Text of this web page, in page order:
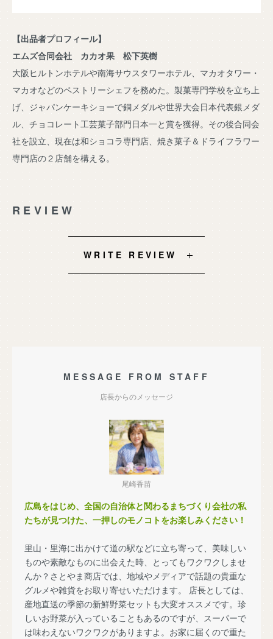
【出品者プロフィール】
エムズ合同会社 カカオ果 松下英樹
大阪ヒルトンホテルや南海サウスタワーホテル、マカオタワー・
マカオなどのペストリーシェフを務めた。製菓専門学校を立ち上
げ、ジャパンケーキショーで銅メダルや世界大会日本代表銀メダ
ル、チョコレート工芸菓子部門日本一と賞を獲得。その後合同会
社を設立、現在は和ショコラ専門店、焼き菓子＆ドライフラワー
専門店の２店舗を構える。
REVIEW
WRITE REVIEW
MESSAGE FROM STAFF
店長からのメッセージ
尾崎香苗
広島をはじめ、全国の自治体と関わるまちづくり会社の私
たちが見つけた、一押しのモノコトをお楽しみください！
里山・里海に出かけて道の駅などに立ち寄って、美味しい
ものや素敵なものに出会えた時、とってもワクワクしませ
んか？さとやま商店では、地域やメディアで話題の貴重な
グルメや雑貨をお取り寄せいただけます。 店長としては、
産地直送の季節の新鮮野菜セットも大変オススメです。珍
しいお野菜が入っていることもあるのですが、スーパーで
は味わえないワクワクがありますよ。お家に届くので重た